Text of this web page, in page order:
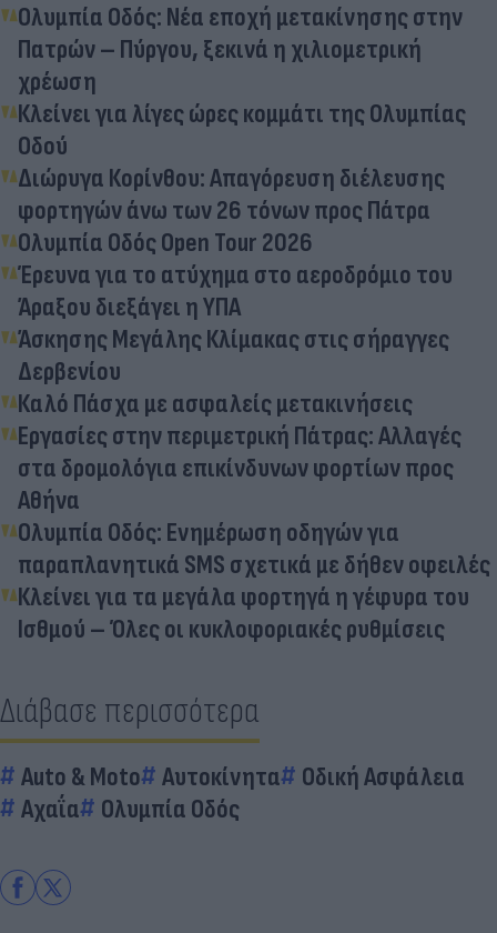
Ολυμπία Οδός: Νέα εποχή μετακίνησης στην
Πατρών – Πύργου, ξεκινά η χιλιομετρική
χρέωση
Κλείνει για λίγες ώρες κομμάτι της Ολυμπίας
Οδού
Διώρυγα Κορίνθου: Απαγόρευση διέλευσης
φορτηγών άνω των 26 τόνων προς Πάτρα
Ολυμπία Οδός Open Tour 2026
Έρευνα για το ατύχημα στο αεροδρόμιο του
Άραξου διεξάγει η ΥΠΑ
Άσκησης Μεγάλης Κλίμακας στις σήραγγες
Δερβενίου
Καλό Πάσχα με ασφαλείς μετακινήσεις
Εργασίες στην περιμετρική Πάτρας: Αλλαγές
στα δρομολόγια επικίνδυνων φορτίων προς
Αθήνα
Ολυμπία Οδός: Ενημέρωση οδηγών για
παραπλανητικά SMS σχετικά με δήθεν οφειλές
Κλείνει για τα μεγάλα φορτηγά η γέφυρα του
Ισθμού – Όλες οι κυκλοφοριακές ρυθμίσεις
Διάβασε περισσότερα
Auto & Moto Αυτοκίνητα
Οδική Ασφάλεια
Αχαΐα
Ολυμπία Οδός